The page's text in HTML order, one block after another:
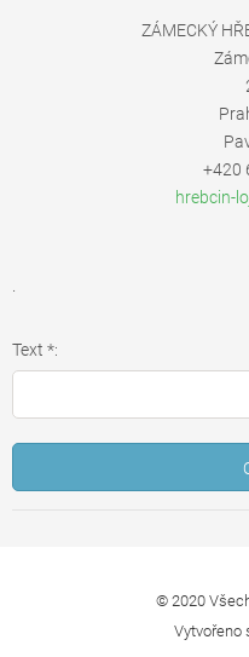
ZÁMECKÝ
+420
hrebcin-
Text *:
© 2020
Vytvořeno